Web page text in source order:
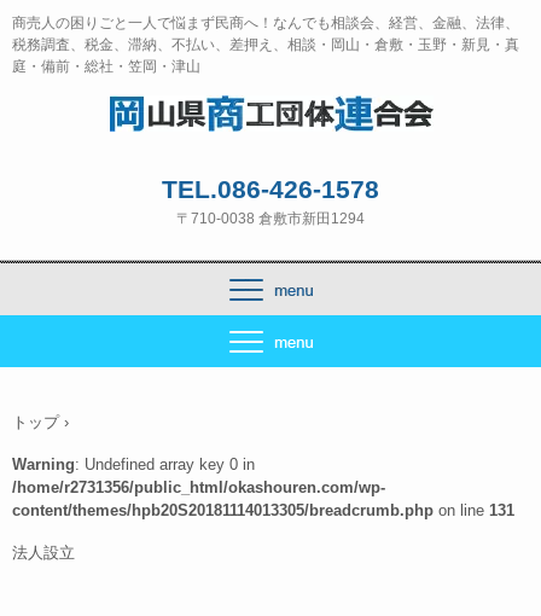
商売人の困りごと一人で悩まず民商へ！なんでも相談会、経営、金融、法律、
税務調査、税金、滞納、不払い、差押え、相談・岡山・倉敷・玉野・新見・真
庭・備前・総社・笠岡・津山
TEL.086-426-1578
〒710-0038 倉敷市新田1294
トップ ›
Warning: Undefined array key 0 in
/home/r2731356/public_html/okashouren.com/wp-
content/themes/hpb20S20181114013305/breadcrumb.php on line 131
法人設立